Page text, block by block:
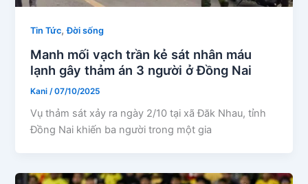
Tin Tức,Đời sống
Manh mối vạch trần kẻ sát nhân máu
lạnh gây thảm án 3 người ở Đồng Nai
Kani /07/10/2025
Vụ thảm sát xảy ra ngày 2/10 tại xã Đăk Nhau, tỉnh
Đồng Nai khiến ba người trong một gia